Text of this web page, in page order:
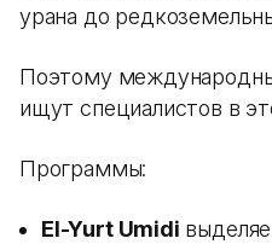
урана до
Поэтому
ищут специалистов в
Программы:
El-Yurt Umidi